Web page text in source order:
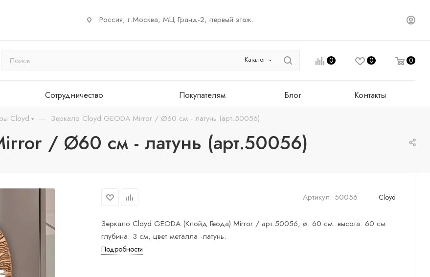
Россия, г.Москва, МЦ Гранд-2, первый этаж.
Каталог 0 0 0
Сотрудничество Покупателям Блог Контакты
Cloyd — Зеркало Cloyd GEODA Mirror / Ø60 см - латунь (арт.50056)
/ Ø60 см - латунь (арт.50056)
Артикул: 50056 Cloyd
Зеркало Cloyd GEODA (Клойд Геода) Mirror / арт.50056, ø: 60 см. высота: 60 см
глубина: 3 см, цвет металла -латунь.
Подробности